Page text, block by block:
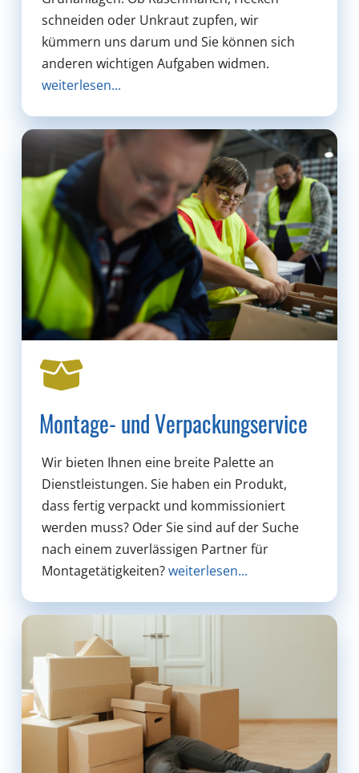
schneiden oder Unkraut zupfen, wir
kümmern uns darum und Sie können sich
anderen wichtigen Aufgaben widmen.
weiterlesen...
Montage- und Verpackungservice
Wir bieten Ihnen eine breite Palette an
Dienstleistungen. Sie haben ein Produkt,
dass fertig verpackt und kommissioniert
werden muss? Oder Sie sind auf der Suche
nach einem zuverlässigen Partner für
Montagetätigkeiten?weiterlesen...